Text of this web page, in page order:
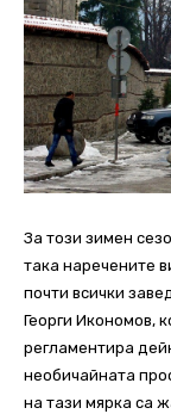
За този зимен
така наречените
почти всички
Георги Икономов,
регламентира
необичайната
на тази мярка са